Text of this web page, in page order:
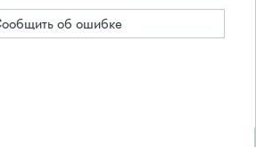
Сообщить об ошибке